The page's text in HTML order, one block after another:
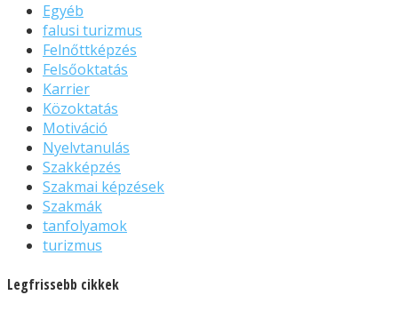
Egyéb
falusi turizmus
Felnőttképzés
Felsőoktatás
Karrier
Közoktatás
Motiváció
Nyelvtanulás
Szakképzés
Szakmai képzések
Szakmák
tanfolyamok
turizmus
Legfrissebb cikkek